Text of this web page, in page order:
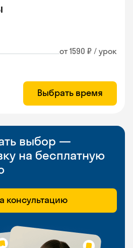
от 1590 ₽ / урок
Выбрать время
выбор —
на бесплатную
консультацию